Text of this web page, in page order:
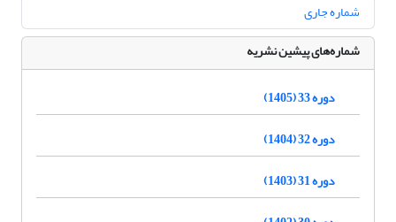
شماره جاری
شماره‌های پیشین نشریه
دوره 33 (1405)
دوره 32 (1404)
دوره 31 (1403)